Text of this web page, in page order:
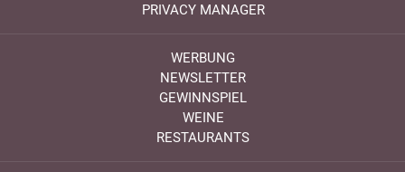
PRIVACY MANAGER
WERBUNG
NEWSLETTER
GEWINNSPIEL
WEINE
RESTAURANTS